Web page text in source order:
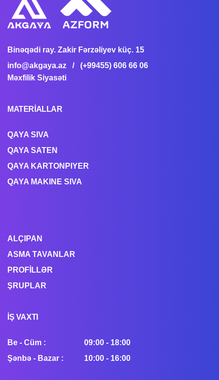
Binəqədi ray. Zakir Fərzəliyev küç. 15
info@akgaya.az / (+99455) 606 66 06
Məxfilik Siyasəti
MATERİALLAR
QAYA SIVA
QAYA SATEN
QAYA KARTONPIYER
QAYA MAKINE SIVA
ALÇIPAN
ASMA TAVANLAR
PROFİLLƏR
ŞRUPLAR
İŞ VAXTI
Be - Cüm :
09:00 - 18:00
Şənbə - Bazar :
10:00 - 16:00